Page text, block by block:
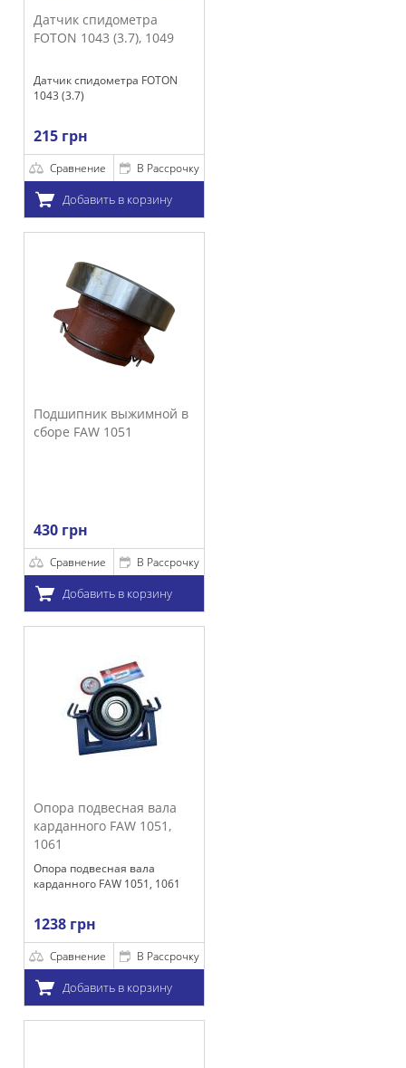
спидометра
1043 (3.7), 1049
спидометра FOTON
грн
Сравнение В Рассрочку
Добавить в корзину
выжимной в
FAW 1051
грн
Сравнение В Рассрочку
Добавить в корзину
подвесная вала
FAW 1051,
подвесная вала
FAW 1051, 1061
грн
Сравнение В Рассрочку
Добавить в корзину